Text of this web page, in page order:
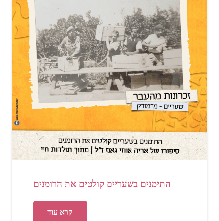
התימנים בשעריים קולטים את הרומנים
קרא עוד